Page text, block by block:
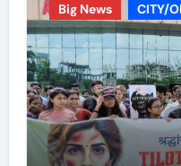
Big News CITY/